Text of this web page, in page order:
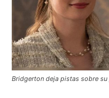
Bridgerton deja pistas sobre